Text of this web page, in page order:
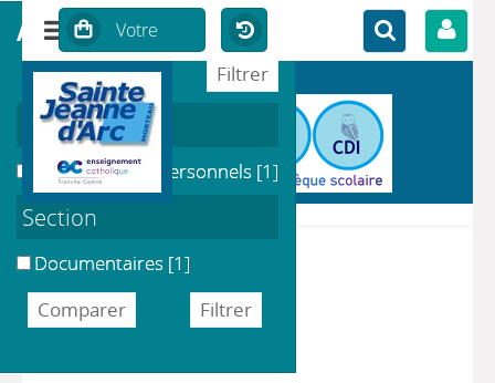
DÉTAIL DE L'AUTEUR
Auteur Jane Worroll
affiner ou comparer
Localisation
Enseignants & Personnels [1]
Section
Documentaires [1]